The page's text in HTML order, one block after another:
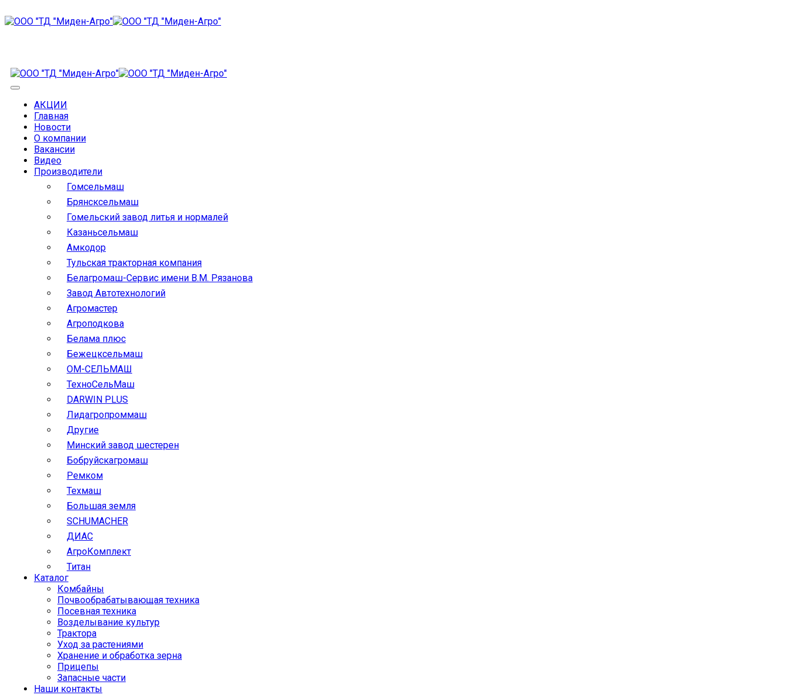
АКЦИИ
Главная
Новости
О компании
Вакансии
Видео
Производители
Гомсельмаш
Брянсксельмаш
Гомельский завод литья и нормалей
Казаньсельмаш
Амкодор
Тульская тракторная компания
Белагромаш-Сервис имени В.М. Рязанова
Завод Автотехнологий
Агромастер
Агроподкова
Белама плюс
Бежецксельмаш
ОМ-СЕЛЬМАШ
ТехноСельМаш
DARWIN PLUS
Лидагропроммаш
Другие
Минский завод шестерен
Бобруйскагромаш
Ремком
Техмаш
Большая земля
SCHUMACHER
ДИАС
АгроКомплект
Титан
Каталог
Комбайны
Почвообрабатывающая техника
Посевная техника
Возделывание культур
Трактора
Уход за растениями
Хранение и обработка зерна
Прицепы
Запасные части
Наши контакты